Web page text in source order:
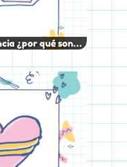
¿por qué son…